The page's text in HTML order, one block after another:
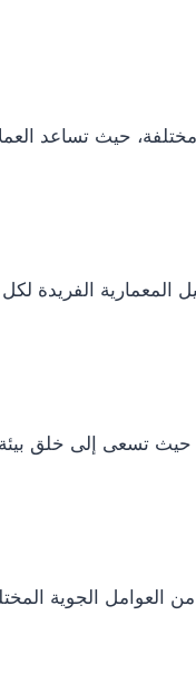
حيث تساعد
الفريدة
تسعى إلى خلق
الجوية